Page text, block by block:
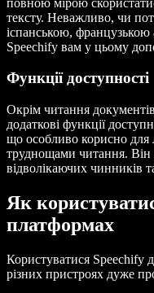
тексту. Неважливо, чи
іспанською,
Speechify вам у цьому
Функції доступності
Окрім читання
додаткові функції
що особливо корисно для
труднощами читання. Він
відволікаючих чинників
Як
платформах
Користуватися Speechify
різних пристроях дуже